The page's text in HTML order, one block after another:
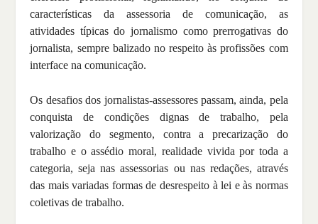
características da assessoria de comunicação, as
atividades típicas do jornalismo como prerrogativas do
jornalista, sempre balizado no respeito às profissões com
interface na comunicação.
Os desafios dos jornalistas-assessores passam, ainda, pela
conquista de condições dignas de trabalho, pela
valorização do segmento, contra a precarização do
trabalho e o assédio moral, realidade vivida por toda a
categoria, seja nas assessorias ou nas redações, através
das mais variadas formas de desrespeito à lei e às normas
coletivas de trabalho.